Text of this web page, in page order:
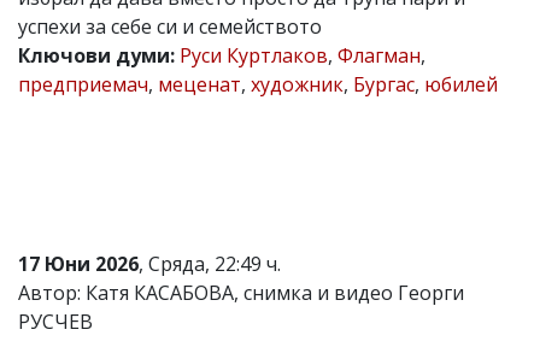
Коментарите
под
статиите
се
отговорност
за
Ако
успехи за себе си и семейството
Ключови думи: Руси Куртлаков, Флагман,
предприемач, меценат, художник, Бургас, юбилей
17 Юни 2026, Сряда, 22:49 ч.
Автор: Катя КАСАБОВА, снимка и видео Георги
РУСЧЕВ